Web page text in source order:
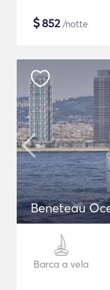
$852/notte
Beneteau
Barca a vela